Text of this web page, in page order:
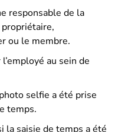
responsable de la
ou le membre.
au sein de
selfie a été prise
temps.
la saisie de temps a été